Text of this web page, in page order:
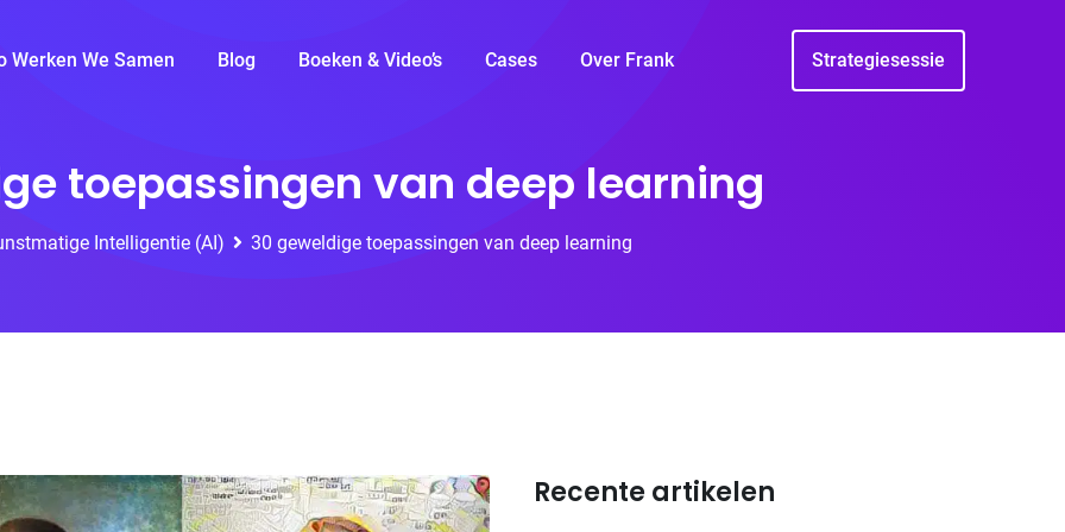
Werken We Samen Blog Boeken & Video’s Cases Over Frank Strategiesessie
toepassingen van deep learning
Intelligentie (AI) 30 geweldige toepassingen van deep learning
Recente artikelen